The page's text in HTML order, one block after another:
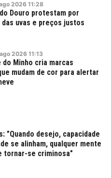
2026 11:28
Douro protestam por
uvas e preços justos
ago 2026 11:13
do Minho cria marcas
mudam de cor para alertar
"Quando desejo, capacidade
se alinham, qualquer mente
tornar-se criminosa"